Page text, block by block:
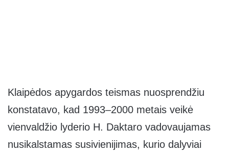
Klaipėdos apygardos teismas nuosprendžiu
konstatavo, kad 1993–2000 metais veikė
vienvaldžio lyderio H. Daktaro vadovaujamas
nusikalstamas susivienijimas, kurio dalyviai